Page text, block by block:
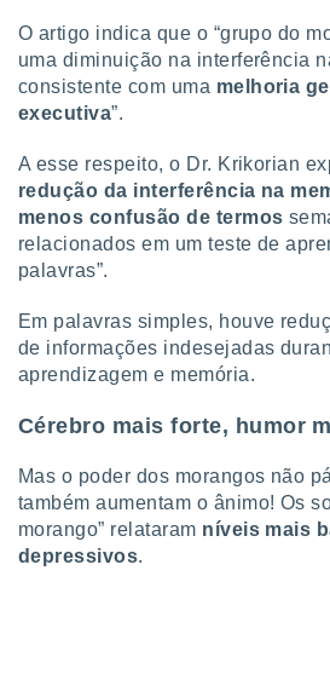
O artigo indica que o “grupo do
uma diminuição na interferência
consistente com uma melhoria
executiva”.
A esse respeito, o Dr. Krikorian
redução da interferência na
menos confusão de termos
relacionados em um teste de
palavras”.
Em palavras simples, houve
de informações indesejadas
aprendizagem e memória.
Cérebro mais forte, humor
Mas o poder dos morangos não
também aumentam o ânimo! Os
morango” relataram níveis mais
depressivos.